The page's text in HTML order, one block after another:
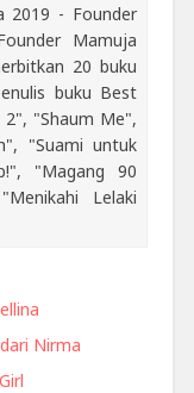
2019 - Founder
Mamuja
20 buku
buku Best
"Shaum Me",
"Suami untuk
"Magang 90
Lelaki
Nirma